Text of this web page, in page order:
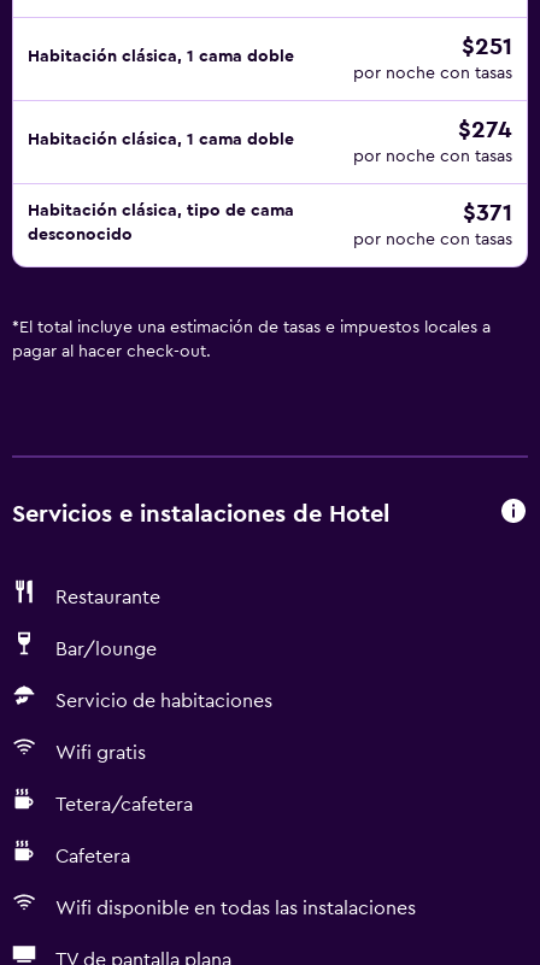
Habitación clásica, 1 cama doble $251
por noche con tasas
Habitación clásica, 1 cama doble $274
por noche con tasas
Habitación clásica, tipo de cama
desconocido
$371
por noche con tasas
* El total incluye una estimación de tasas e impuestos locales a
pagar al hacer check-out.
Servicios e instalaciones de Hotel
Restaurante
Bar/lounge
Servicio de habitaciones
Wifi gratis
Tetera/cafetera
Cafetera
Wifi disponible en todas las instalaciones
TV de pantalla plana